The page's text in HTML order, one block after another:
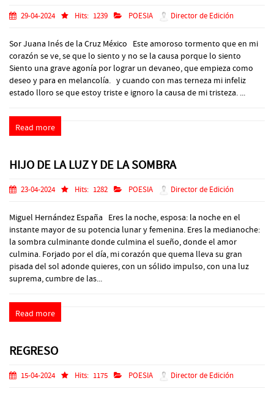
29-04-2024 Hits: 1239 POESIA Director de Edición
Sor Juana Inés de la Cruz México Este amoroso tormento que en mi
corazón se ve, se que lo siento y no se la causa porque lo siento
Siento una grave agonía por lograr un devaneo, que empieza como
deseo y para en melancolía. y cuando con mas terneza mi infeliz
estado lloro se que estoy triste e ignoro la causa de mi tristeza. ...
Read more
HIJO DE LA LUZ Y DE LA SOMBRA
23-04-2024 Hits: 1282 POESIA Director de Edición
Miguel Hernández España Eres la noche, esposa: la noche en el
instante mayor de su potencia lunar y femenina. Eres la medianoche:
la sombra culminante donde culmina el sueño, donde el amor
culmina. Forjado por el día, mi corazón que quema lleva su gran
pisada del sol adonde quieres, con un sólido impulso, con una luz
suprema, cumbre de las...
Read more
REGRESO
15-04-2024 Hits: 1175 POESIA Director de Edición